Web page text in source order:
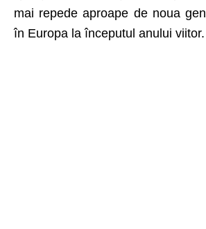
mai repede aproape de noua
în Europa la începutul anului viitor.